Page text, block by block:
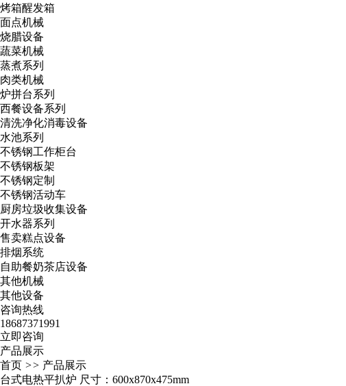
烤箱醒发箱
面点机械
烧腊设备
蔬菜机械
蒸煮系列
肉类机械
炉拼台系列
西餐设备系列
清洗净化消毒设备
水池系列
不锈钢工作柜台
不锈钢板架
不锈钢定制
不锈钢活动车
厨房垃圾收集设备
开水器系列
售卖糕点设备
排烟系统
自助餐奶茶店设备
其他机械
其他设备
咨询热线
18687371991
立即咨询
产品展示
首页 >> 产品展示
台式电热平扒炉 尺寸：600x870x475mm